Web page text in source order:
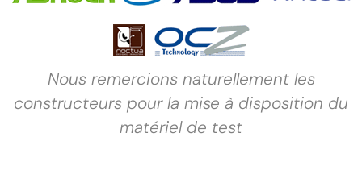
Nous remercions naturellement les
constructeurs pour la mise à disposition du
matériel de test